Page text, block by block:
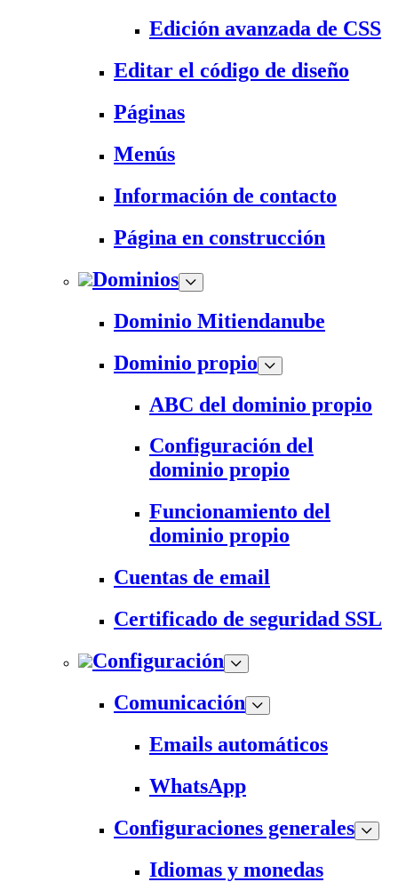
Edición avanzada de CSS
Editar el código de diseño
Páginas
Menús
Información de contacto
Página en construcción
Dominios
Dominio Mitiendanube
Dominio propio
ABC del dominio propio
Configuración del
dominio propio
Funcionamiento del
dominio propio
Cuentas de email
Certificado de seguridad SSL
Configuración
Comunicación
Emails automáticos
WhatsApp
Configuraciones generales
Idiomas y monedas